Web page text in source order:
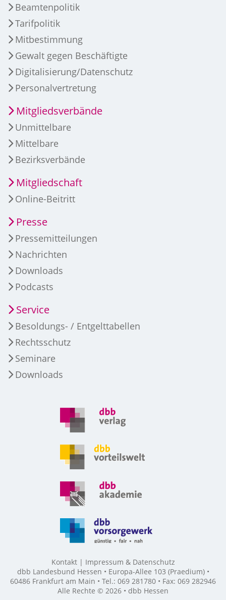
Beamtenpolitik
Tarifpolitik
Mitbestimmung
Gewalt gegen Beschäftigte
Digitalisierung/Datenschutz
Personalvertretung
Mitgliedsverbände
Unmittelbare
Mittelbare
Bezirksverbände
Mitgliedschaft
Online-Beitritt
Presse
Pressemitteilungen
Nachrichten
Downloads
Podcasts
Service
Besoldungs- / Entgelttabellen
Rechtsschutz
Seminare
Downloads
Kontakt
Impressum & Datenschutz
dbb Landesbund Hessen • Europa-Allee 103 (Praedium) •
60486 Frankfurt am Main • Tel.: 069 281780 • Fax: 069 282946
Alle Rechte © 2026 • dbb Hessen